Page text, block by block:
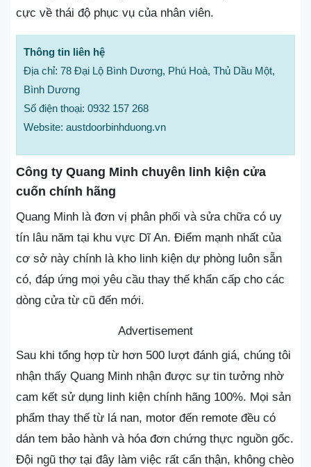
cực về thái độ phục vụ của nhân viên.
Thông tin liên hệ
Địa chỉ: 78 Đại Lộ Bình Dương, Phú Hoà, Thủ Dầu Một,
Bình Dương
Số điện thoại: 0932 157 268
Website: austdoorbinhduong.vn
Công ty Quang Minh chuyên linh kiện cửa
cuốn chính hãng
Quang Minh là đơn vị phân phối và sửa chữa có uy
tín lâu năm tại khu vực Dĩ An. Điểm mạnh nhất của
cơ sở này chính là kho linh kiện dự phòng luôn sẵn
có, đáp ứng mọi yêu cầu thay thế khẩn cấp cho các
dòng cửa từ cũ đến mới.
Advertisement
Sau khi tổng hợp từ hơn 500 lượt đánh giá, chúng tôi
nhận thấy Quang Minh nhận được sự tin tưởng nhờ
cam kết sử dụng linh kiện chính hãng 100%. Mọi sản
phẩm thay thế từ lá nan, motor đến remote đều có
dán tem bảo hành và hóa đơn chứng thực nguồn gốc.
Đội ngũ thợ tại đây làm việc rất cẩn thận, không chèo